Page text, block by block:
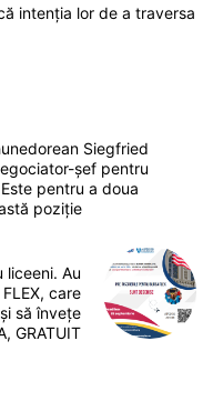
intenţia lor de a traversa
Siegfried
șef pentru
pentru a doua
poziție
liceeni. Au
care
să învețe
GRATUIT